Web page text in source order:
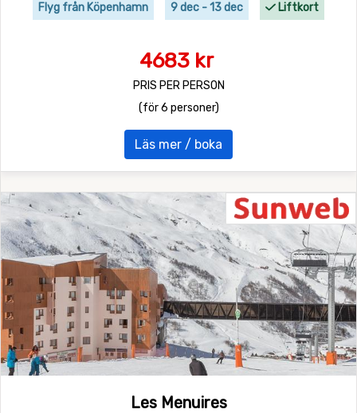
Flyg från Köpenhamn 9 dec - 13 dec Liftkort
4683 kr
PRIS PER PERSON
(för 6 personer)
Läs mer / boka
Les Menuires